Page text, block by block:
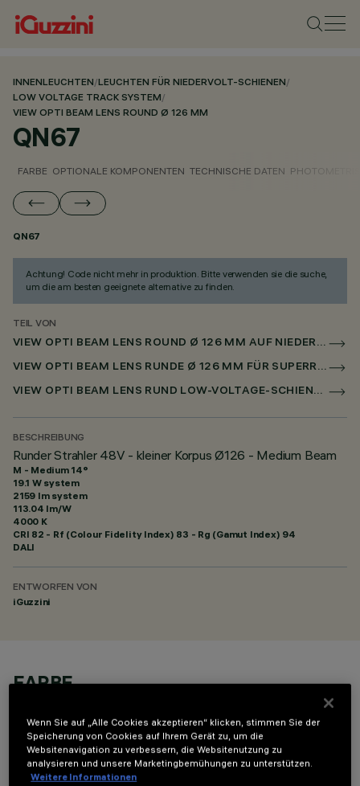
INNENLEUCHTEN/LEUCHTEN FÜR NIEDERVOLT-SCHIENEN/
LOW VOLTAGE TRACK SYSTEM/
VIEW OPTI BEAM LENS ROUND Ø 126 MM
QN67
FARBE OPTIONALE KOMPONENTEN TECHNISCHE DATEN
QN67
Achtung! Code nicht mehr in produktion. Bitte verwenden sie die suche,
um die am besten geeignete alternative zu finden.
TEIL VON
VIEW OPTI BEAM LENS ROUND Ø 126 MM AUF NIEDERSPANNUNGSSCHIENE DALI POWERLINE
VIEW OPTI BEAM LENS RUNDE Ø 126 MM FÜR SUPERRAIL DALI POWERLINE
VIEW OPTI BEAM LENS RUND LOW-VOLTAGE-SCHIENE Ø 126MM
BESCHREIBUNG
Runder Strahler 48V - kleiner Korpus Ø126 - Medium Beam
M - Medium 14°
19.1 W system
2159 lm system
113.04 lm/W
4000 K
CRI 82 - Rf (Colour Fidelity Index) 83 - Rg (Gamut Index) 94
DALI
ENTWORFEN VON
iGuzzini
FARBE
Wenn Sie auf „Alle Cookies akzeptieren“ klicken, stimmen Sie der
Speicherung von Cookies auf Ihrem Gerät zu, um die
Websitenavigation zu verbessern, die Websitenutzung zu
analysieren und unsere Marketingbemühungen zu unterstützen.
Weitere Informationen